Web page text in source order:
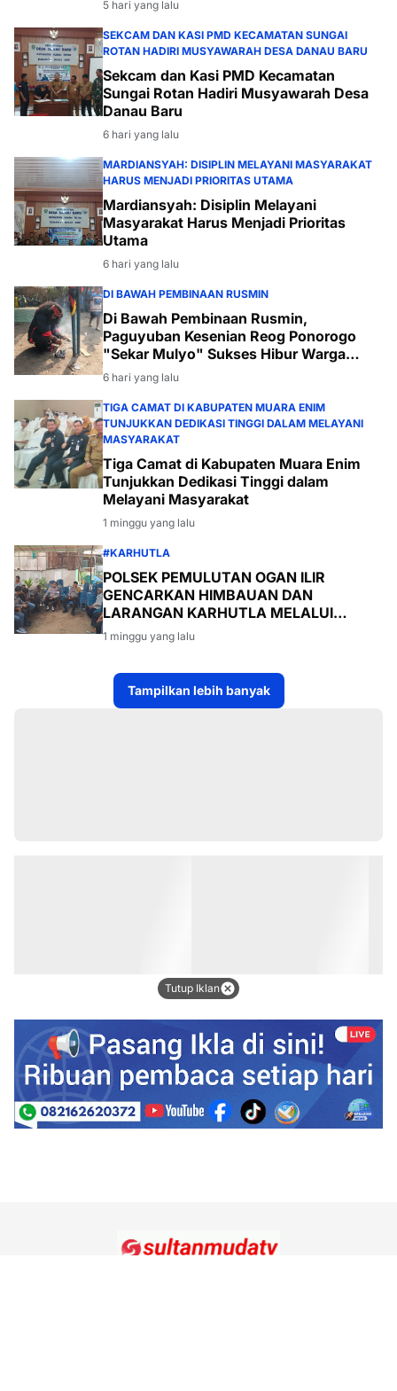
5 hari yang lalu
SEKCAM DAN KASI PMD KECAMATAN SUNGAI
ROTAN HADIRI MUSYAWARAH DESA DANAU BARU
Sekcam dan Kasi PMD Kecamatan
Sungai Rotan Hadiri Musyawarah Desa
Danau Baru
6 hari yang lalu
MARDIANSYAH: DISIPLIN MELAYANI MASYARAKAT
HARUS MENJADI PRIORITAS UTAMA
Mardiansyah: Disiplin Melayani
Masyarakat Harus Menjadi Prioritas
Utama
6 hari yang lalu
DI BAWAH PEMBINAAN RUSMIN
Di Bawah Pembinaan Rusmin,
Paguyuban Kesenian Reog Ponorogo
"Sekar Mulyo" Sukses Hibur Warga
Desa Payabakal
6 hari yang lalu
TIGA CAMAT DI KABUPATEN MUARA ENIM
TUNJUKKAN DEDIKASI TINGGI DALAM MELAYANI
MASYARAKAT
Tiga Camat di Kabupaten Muara Enim
Tunjukkan Dedikasi Tinggi dalam
Melayani Masyarakat
1 minggu yang lalu
#KARHUTLA
POLSEK PEMULUTAN OGAN ILIR
GENCARKAN HIMBAUAN DAN
LARANGAN KARHUTLA MELALUI
PROGRAM TSKD (TOURING SAMBANG
KE DESA-DESA
1 minggu yang lalu
Tampilkan lebih banyak
Tutup Iklan